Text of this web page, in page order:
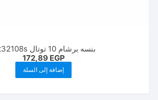
بنسه برشام 10 توتال tht32108s
172,89 EGP
إضافة إلى السلة